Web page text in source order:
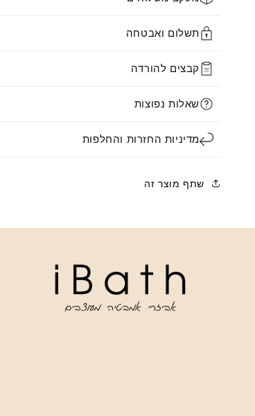
תשלום ואבטחה
קבצים להורדה
שאלות נפוצות
מדיניות החזרות והחלפות
שתף מוצר זה